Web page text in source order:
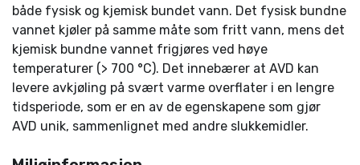
både fysisk og kjemisk bundet vann. Det fysisk bundne
vannet kjøler på samme måte som fritt vann, mens det
kjemisk bundne vannet frigjøres ved høye
temperaturer (> 700 °C). Det innebærer at AVD kan
levere avkjøling på svært varme overflater i en lengre
tidsperiode, som er en av de egenskapene som gjør
AVD unik, sammenlignet med andre slukkemidler.